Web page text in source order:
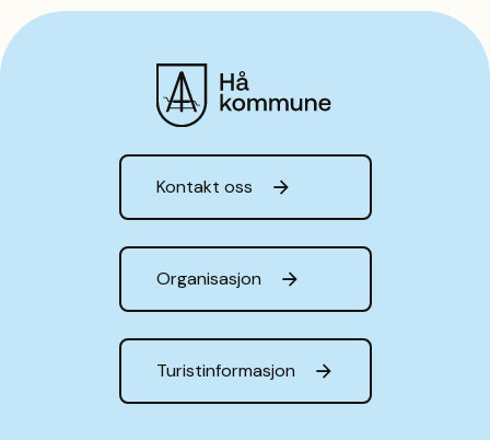
Kontakt oss
Organisasjon
Turistinformasjon